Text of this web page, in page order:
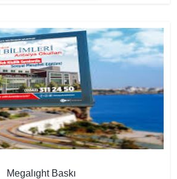
Megalıght Baskı